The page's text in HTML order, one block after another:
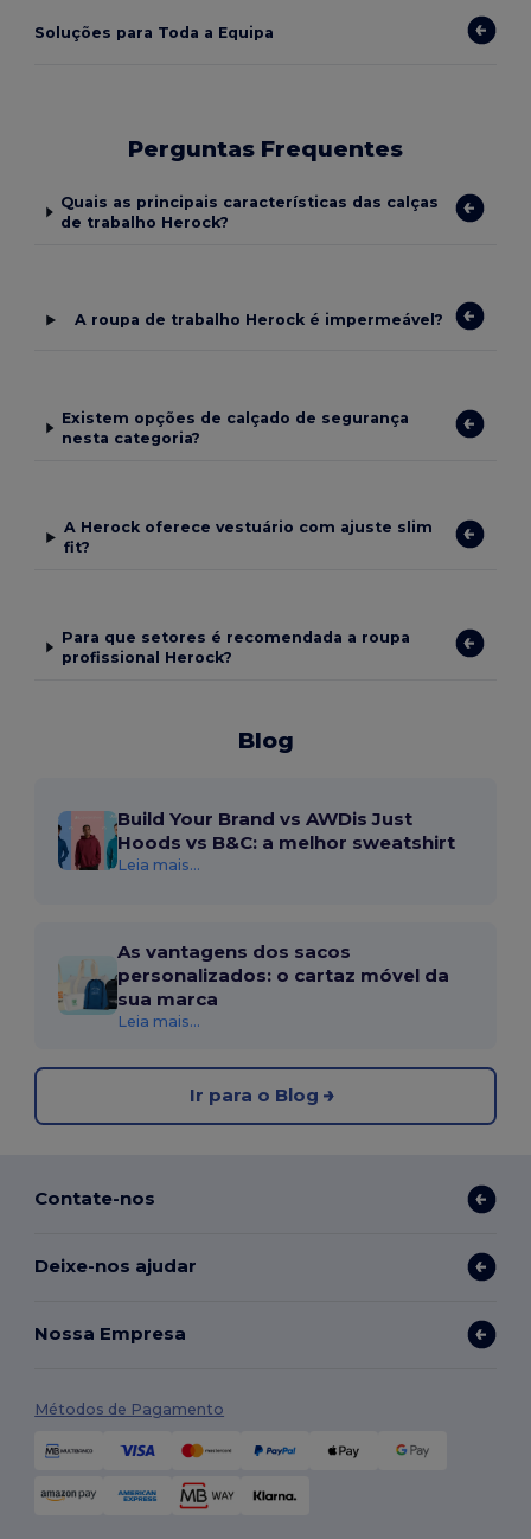
Soluções para Toda a Equipa
Perguntas Frequentes
Quais as principais características das calças
de trabalho Herock?
A roupa de trabalho Herock é impermeável?
Existem opções de calçado de segurança
nesta categoria?
A Herock oferece vestuário com ajuste slim
fit?
Para que setores é recomendada a roupa
profissional Herock?
Blog
Build Your Brand vs AWDis Just
Hoods vs B&C: a melhor sweatshirt
Leia mais...
As vantagens dos sacos
personalizados: o cartaz móvel da
sua marca
Leia mais...
Ir para o Blog
Contate-nos
Deixe-nos ajudar
Nossa Empresa
Métodos de Pagamento